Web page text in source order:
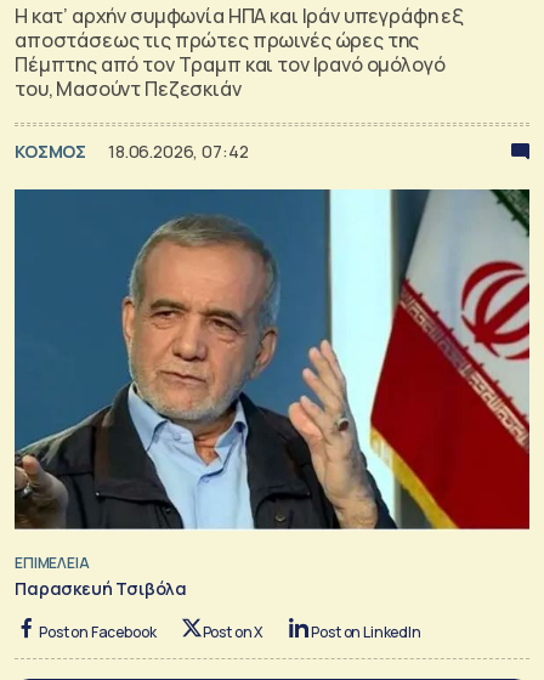
Η κατ’ αρχήν συμφωνία ΗΠΑ και Ιράν υπεγράφη εξ
αποστάσεως τις πρώτες πρωινές ώρες της
Πέμπτης από τον Τραμπ και τον Ιρανό ομόλογό
του, Μασούντ Πεζεσκιάν
ΚΟΣΜΟΣ 18.06.2026, 07:42
ΕΠΙΜΕΛΕΙΑ
Παρασκευή Τσιβόλα
Post on Facebook Post on X Post on LinkedIn